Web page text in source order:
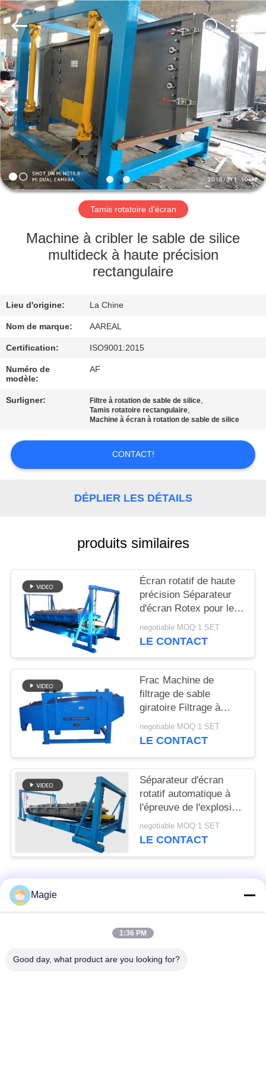
À
LA
MAISON
PRODUITS
À
PROPOS
NOUS
L'USINE
CONTRÔLE
DE
QUALITÉ
NOUS
CONTACTER
DEMANDEZ
DU
SITE
PRIVACY
POLICY
2026
Xinxiang
AAREAL
Machine
Co.,Ltd.
All
Rights
Reserved.
Tamis rotatoire d'écran
Machine à cribler le sable de silice
multideck à haute précision
rectangulaire
Lieu d'origine: La Chine
Nom de marque: AAREAL
Certification: ISO9001:2015
Numéro de
modèle:
AF
Surligner: Filtre à rotation de sable de silice,
Tamis rotatoire rectangulaire,
Machine à écran à rotation de sable de silice
CONTACT!
DÉPLIER LES DÉTAILS
produits similaires
Écran rotatif de haute
précision Séparateur
d'écran Rotex pour le
dépistage du sable de
silice
negotiable MOQ:1 SET
LE CONTACT
Frac Machine de
filtrage de sable
giratoire Filtrage à
grande capacité de
filtrage
negotiable MOQ:1 SET
LE CONTACT
Séparateur d'écran
rotatif automatique à
l'épreuve de l'explosion
pour la poudre
métallique de silicium
negotiable MOQ:1 SET
LE CONTACT
Catégories populaires
Tamis rotatoire
Magie
1:36 PM
Good day, what product are you looking for?